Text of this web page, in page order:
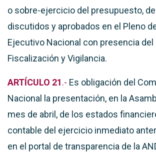
o sobre-ejercicio del presupuesto,
discutidos y aprobados en el Pleno
Ejecutivo Nacional con presencia del
Fiscalización y Vigilancia.
ARTÍCULO 21.- Es obligación del
Nacional la presentación, en la
mes de abril, de los estados
contable del ejercicio inmediato
en el portal de transparencia de la